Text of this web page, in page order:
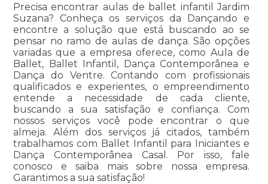
Precisa encontrar aulas de ballet infantil Jardim
Suzana? Conheça os serviços da Dançando e
encontre a solução que está buscando ao se
pensar no ramo de aulas de dança. São opções
variadas que a empresa oferece, como Aula de
Ballet, Ballet Infantil, Dança Contemporânea e
Dança do Ventre. Contando com profissionais
qualificados e experientes, o empreendimento
entende a necessidade de cada cliente,
buscando a sua satisfação e confiança. Com
nossos serviços você pode encontrar o que
almeja. Além dos serviços já citados, também
trabalhamos com Ballet Infantil para Iniciantes e
Dança Contemporânea Casal. Por isso, fale
conosco e saiba mais sobre nossa empresa.
Garantimos a sua satisfação!